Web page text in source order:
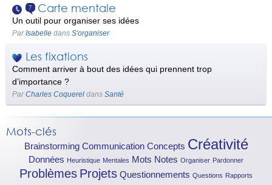
7 Carte mentale
Un outil pour organiser ses idées
ParIsabelle dans S'organiser
Les fixations
Comment arriver à bout des idées qui prennent trop
d’importance ?
ParCharles Coquerel dans Santé
Mots-clés
Brainstorming Communication Concepts Créativité
Données Heuristique Mentales Mots Notes Organiser Pardonner
Problèmes Projets Questionnements Questions Rapports